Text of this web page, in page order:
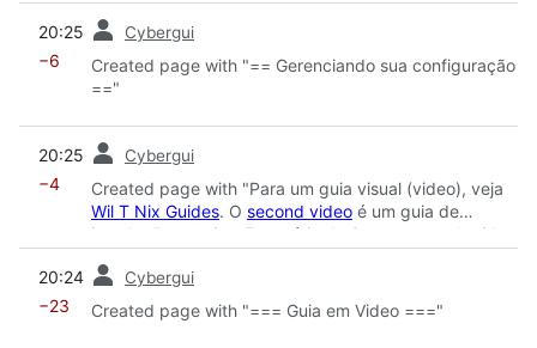
membros da comunidade que usam o NixOS no
desktop preferem gerenciar suas configurações de
usuário usando (e.g. "dotfiles")
Home Manager
ferramenta orientada ao usuário para declarar o que
você deseja instalar e como deseja configurá-..."
20:25 Cybergui
−6
Created page with "== Gerenciando sua configuração
=="
20:25 Cybergui
−4
Created page with "Para um guia visual (video), veja
Wil T Nix Guides. O second video é um guia de
instalação conciso. Esta série de 8 partes, produzida
básicos de uso do NixOS como desktop e como
configurá-lo conforme sua preferência."
20:24 Cybergui
−23 Created page with "=== Guia em Video ==="